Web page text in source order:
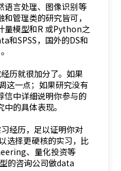
语言处理、图像识别等
管理类的研究皆可，
量模型和R 或Python之
和SPSS，国外的DS和
历就很加分了。如果
这一点；如果研究没有
信中详细说明你参与的
的具体表现。
经历，足以证明你对
选择更硬核的实习，比
、量化投资等
的咨询公司做data